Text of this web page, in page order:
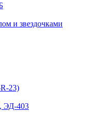
и звездочками
23)
ЭД-403